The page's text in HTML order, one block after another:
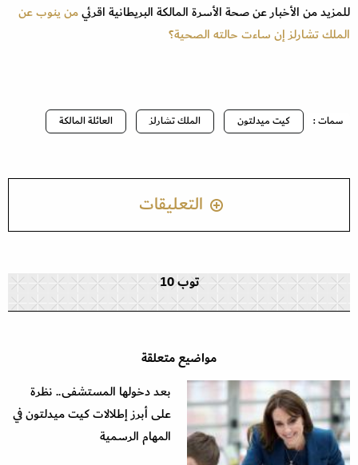
للمزيد من الأخبار عن صحة الأسرة المالكة البريطانية اقرئيمن ينوب عن
الملك تشارلز إن ساءت حالته الصحية؟
سمات : كيت ميدلتون الملك تشارلز العائلة المالكة
التعليقات
توب 10
مواضيع متعلقة
بعد دخولها المستشفى.. نظرة
على أبرز إطلالات كيت ميدلتون في
المهام الرسمية